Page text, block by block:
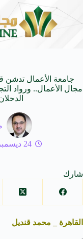
9 أغسطس 2026
جامعة الأعمال تدشن
مجال الأعمال.. ورواد
24 ديسمبر 2023
شارك
القاهرة _ محمد قنديل